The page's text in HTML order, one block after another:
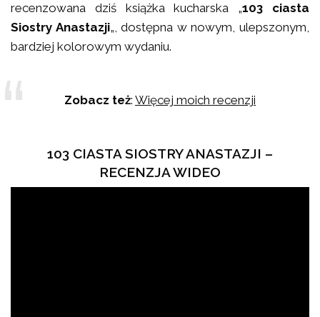
recenzowana dziś książka kucharska „103 ciasta
Siostry Anastazji„, dostępna w nowym, ulepszonym,
bardziej kolorowym wydaniu.
Zobacz też: Więcej moich recenzji
103 CIASTA SIOSTRY ANASTAZJI –
RECENZJA WIDEO